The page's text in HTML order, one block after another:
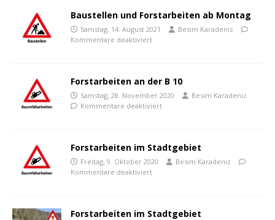
Baustellen und Forstarbeiten ab Montag
Samstag, 14. August 2021
Besim Karadeniz
Kommentare deaktiviert
Forstarbeiten an der B 10
Samstag, 28. November 2020
Besim Karadeniz
Kommentare deaktiviert
Forstarbeiten im Stadtgebiet
Freitag, 9. Oktober 2020
Besim Karadeniz
Kommentare deaktiviert
Forstarbeiten im Stadtgebiet